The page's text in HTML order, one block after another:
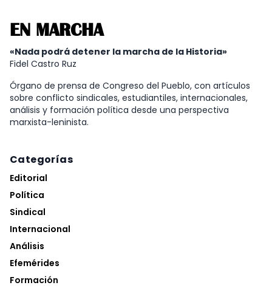
EN MARCHA
«Nada podrá detener la marcha de la Historia»
Fidel Castro Ruz
Órgano de prensa de Congreso del Pueblo, con artículos
sobre conflicto sindicales, estudiantiles, internacionales,
análisis y formación política desde una perspectiva
marxista-leninista.
Categorías
Editorial
Política
Sindical
Internacional
Análisis
Efemérides
Formación